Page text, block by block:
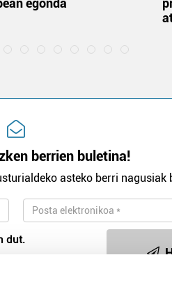
egonda
berrien buletina!
asteko berri nagusiak
dut.